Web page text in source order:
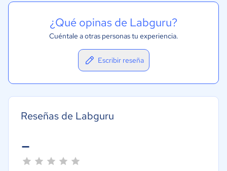
¿Qué opinas de Labguru?
Cuéntale a otras personas tu experiencia.
Escribir reseña
Reseñas de Labguru
-